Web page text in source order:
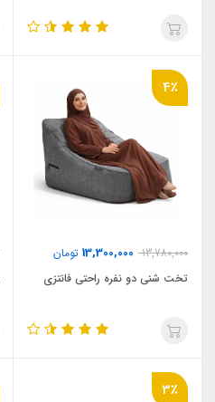
4٪
13,780,000
13,300,000 تومان
تخت شنی دو نفره راحتی فانتزی
3٪